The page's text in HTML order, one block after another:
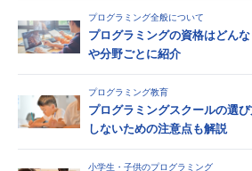
プログラミング全般について
プログラミングの資格はどん
や分野ごとに紹介
プログラミング教育
プログラミングスクールの選
しないための注意点も解説
小学生・子供のプログラミング